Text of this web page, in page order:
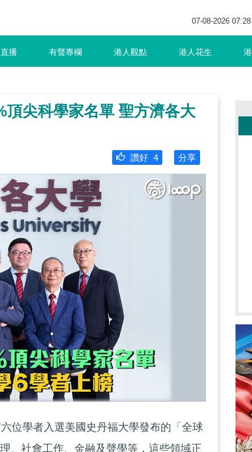
07-08-2026
播 有聲專欄 港人觀點 港人花生
頂尖科學家名單 聖方濟各大
分享
讚好 4
位學者入選美國史丹福大學發布的「全球
、社會工作、金融及聲學等，這些領域正